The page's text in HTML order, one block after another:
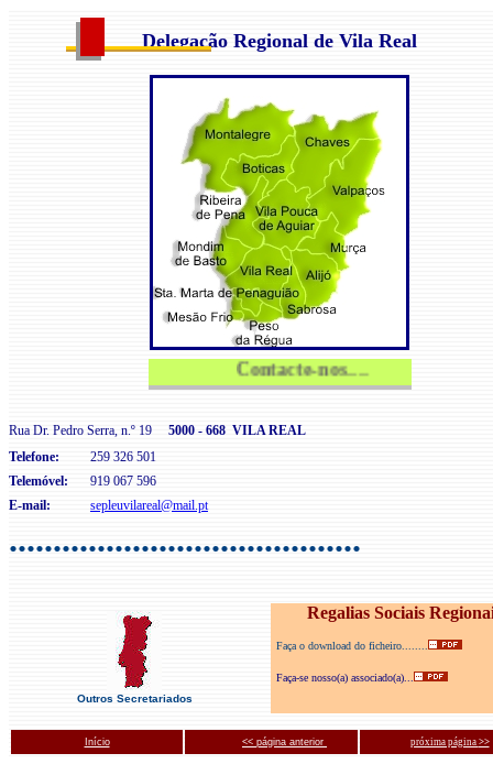
Delegação Regional de Vila Real
Contacte-nos.... SEPLEU
Rua Dr. Pedro Serra, n.º 19
5000 - 668 VILA REAL
Telefone:
259 326 501
Telemóvel:
919 067 596
E-mail:
sepleuvilareal@mail.pt
........................................
Outros Secretariados
Regalias Sociais
Faça o download do ficheiro........
Faça-se nosso(a) associado(a)...
Início << página anterior próxima página >>